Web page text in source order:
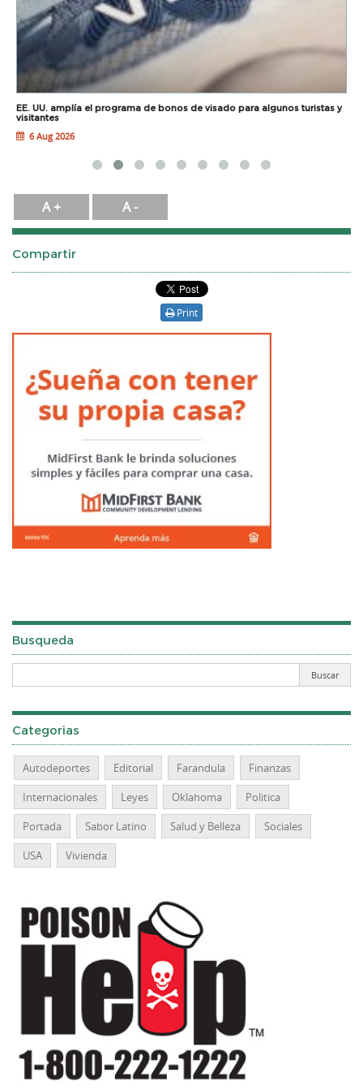
EE. UU. amplía el programa de bonos de visado para algunos turistas y
visitantes
6 Aug 2026
A + A -
Compartir
Print
Busqueda
Categorias
Autodeportes Editorial Farandula
Finanzas
Internacionales
Leyes Oklahoma
Politica
Portada
Sabor Latino Salud y Belleza
Sociales
USA
Vivienda